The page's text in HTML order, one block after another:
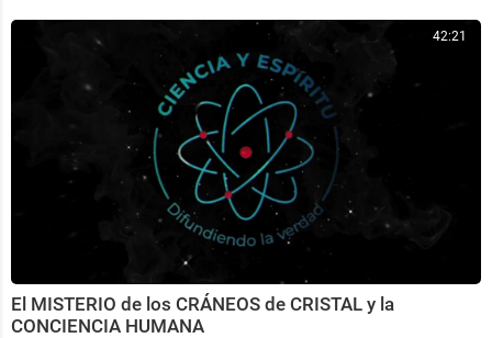
42:21
El MISTERIO de los CRÁNEOS de CRISTAL y la
CONCIENCIA HUMANA